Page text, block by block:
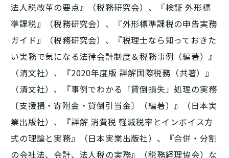
法人税改革の要点』（税務研究会）、『検証 外形標
準課税』（税務研究会）、『外形標準課税の申告実務
ガイド』（税務研究会）、『税理士なら知っておきた
い実務で気になる法律会計制度＆税務事例（編著）』
（清文社）、『2020年度版 詳解国際税務（共著）』
（清文社）、『事例でわかる「貸倒損失」処理の実務
〔支援損・寄附金・貸倒引当金〕（編著）』（日本実
業出版社）、『詳解 消費税 軽減税率とインボイス方
式の理論と実務』（日本実業出版社）、『合併・分割
の会社法、会計、法人税の実務』（税務経理協会）な